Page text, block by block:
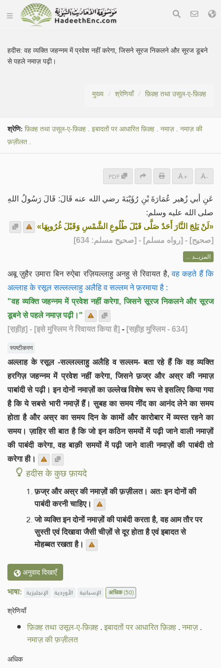
हदीस:वह व्यक्ति जहन्नम में प्रवेश नहीं करेगा, जिसने सूरज निकलने और सूरज डूबने
से पहले नमाज़ पढ़ी।
मुख्य श्रेणियाँ फ़िक़्ह तथा उसूल-ए-फ़िक़्ह
श्रेणि: फ़िक़्ह तथा उसूल-ए-फ़िक़्ह . इबादतों पर आधारित फ़िक़्ह . नमाज़ . नमाज़ की
फ़ज़ीलत .
PDF + -
عَنِ أبي زُهير عُمَارَةَ بْنِ رُؤَيْبَةَ رضي الله عنه قَالَ: قَالَ رَسُولُ اللهِ
صلى الله عليه وسلم:
«لَنْ يَلِجَ النَّارَ أَحَدٌ صَلَّى قَبْلَ طُلُوعِ الشَّمْسِ وَقَبْلَ غُرُوبِهَا»
[صحيح] - [رواه مسلم] - [صحيح مسلم: 634]
المزيــد ...
अबू ज़ुहैर उमारा बिन रुऐबा रज़ियल्लाहु अनहु से रिवायत है, वह कहते हैं कि
अल्लाह के रसूल सल्लल्लाहु अलैहि व सल्लम ने फ़रमाया है :
"वह व्यक्ति जहन्नम में प्रवेश नहीं करेगा, जिसने सूरज निकलने और सूरज
डूबने से पहले नमाज़ पढ़ी।"
[स़ह़ीह़] - [इसे मुस्लिम ने रिवायत किया है] - [सह़ीह़ मुस्लिम - 634]
स्पष्टीकरण
अल्लाह के रसूल -सल्लल्लाहु अलैहि व सल्लम- बता रहे हैं कि वह व्यक्ति
हरगिज़ जहन्नम में प्रवेश नहीं करेगा, जिसने फ़ज्र और अस्र की नमाज़
पाबांदी से पढ़ी। इन दोनों नमाज़ों का उल्लेख विशेष रूप से इसलिए किया गया
है कि ये सबसे भारी नमाज़ें हैं। सुबह का समय नींद का आनंद लेने का समय
होता है और अस्र का समय दिन के कामों और कारोबार में व्यस्त रहने का
समय। ज़ाहिर सी बात है कि जो इन कठिन समयों में पढ़ी जाने वाली नमाज़ों
की पाबंदी करेगा, वह बाक़ी समयों में पढ़ी जाने वाली नमाज़ों की पाबंदी तो
करेगा ही।
हदीस के कुछ फ़ायदे
फ़ज्र और अस्र की नमाज़ों की फ़ज़ीलत। अतः इन दोनों की
पाबंदी करनी चाहिए।
जो व्यक्ति इन दोनों नमाज़ों की पाबंदी करता है, वह आम तौर पर
सुस्ती एवं दिखावा जैसी चीज़ों से दूर होता है एवं इबादत से
मोहब्बत रखता है।
अनुवाद दिखाएँ
भाषा: الإنجليزية الأوردية الإسبانية अधिक(50)
श्रेणियाँ
फ़िक़्ह तथा उसूल-ए-फ़िक़्ह.इबादतों पर आधारित फ़िक़्ह.नमाज़.
नमाज़ की फ़ज़ीलत
अधिक